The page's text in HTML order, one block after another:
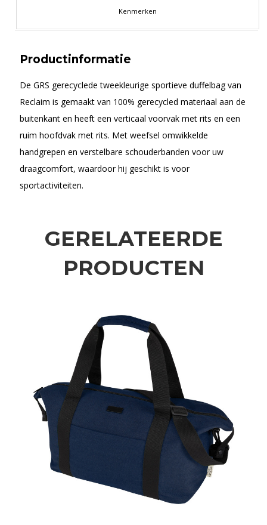
Kenmerken
Productinformatie
De GRS gerecyclede tweekleurige sportieve duffelbag van
Reclaim is gemaakt van 100% gerecycled materiaal aan de
buitenkant en heeft een verticaal voorvak met rits en een
ruim hoofdvak met rits. Met weefsel omwikkelde
handgrepen en verstelbare schouderbanden voor uw
draagcomfort, waardoor hij geschikt is voor
sportactiviteiten.
GERELATEERDE
PRODUCTEN